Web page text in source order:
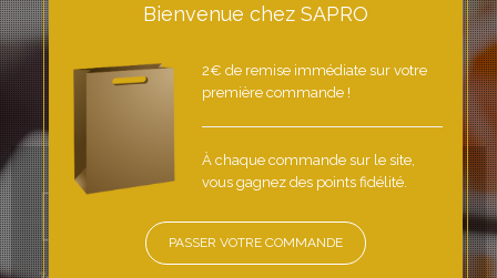
Bienvenue chez SAPRO
2€ de remise immédiate sur votre
première commande !
À chaque commande sur le site,
vous gagnez des points fidélité.
PASSER VOTRE COMMANDE